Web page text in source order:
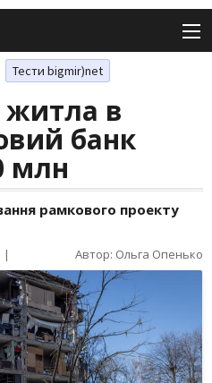
Тести bigmir)net
житла в
банк
млн
рамкового проекту
| Автор: Ольга Опенько